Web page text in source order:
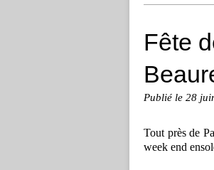
Fête
Publié le 28
Tout près de
week end